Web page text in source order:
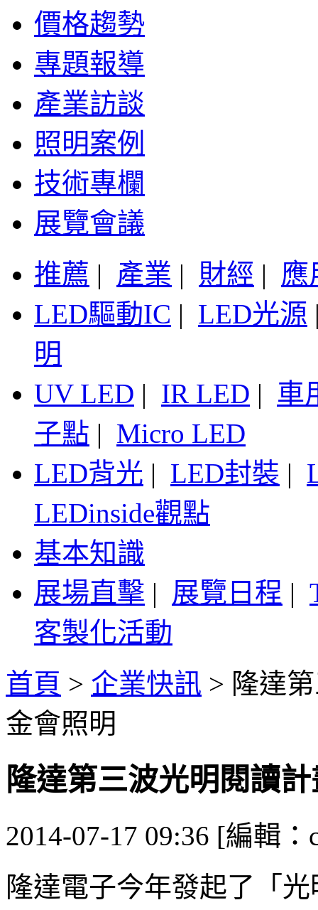
價格趨勢
專題報導
產業訪談
照明案例
技術專欄
展覽會議
推薦 | 產業 | 財經 | 應
LED驅動IC | LED光源
明
UV LED | IR LED | 車
子點 | Micro LED
LED背光 | LED封裝 |
LEDinside觀點
基本知識
展場直擊 | 展覽日程 |
客製化活動
首頁 > 企業快訊 > 隆達
金會照明
隆達第三波光明閱讀
2014-07-17 09:36 [編輯：
隆達電子今年發起了「